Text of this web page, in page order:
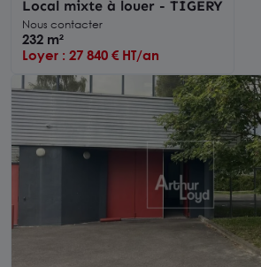
Local mixte à louer - TIGERY
Nous contacter
232 m²
Loyer : 27 840 € HT/an